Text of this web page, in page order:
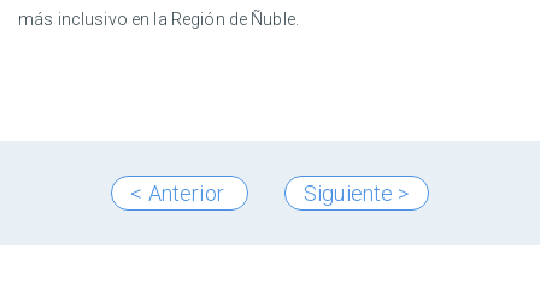
más inclusivo en la Región de Ñuble.
< Anterior Siguiente >